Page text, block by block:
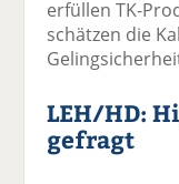
erfüllen TK-
schätzen die
LEH/HD:
gefragt